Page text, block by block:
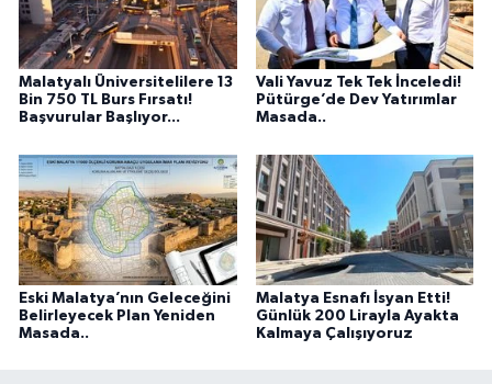
Malatyalı Üniversitelilere 13
Bin 750 TL Burs Fırsatı!
Başvurular Başlıyor...
Vali Yavuz Tek Tek İnceledi!
Pütürge’de Dev Yatırımlar
Masada..
Eski Malatya’nın Geleceğini
Belirleyecek Plan Yeniden
Masada..
Malatya Esnafı İsyan Etti!
Günlük 200 Lirayla Ayakta
Kalmaya Çalışıyoruz